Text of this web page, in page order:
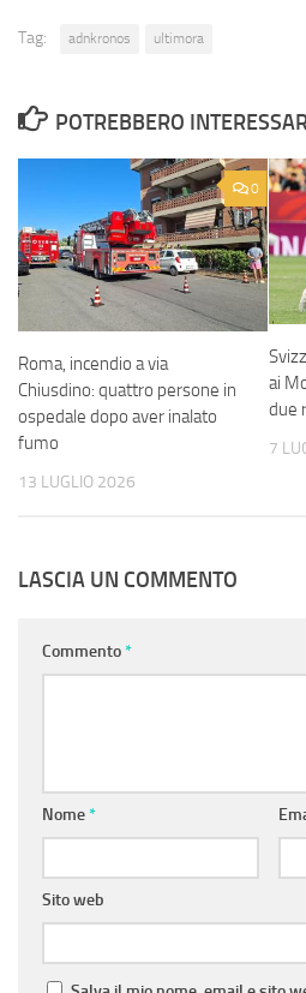
Tag: adnkronos ultimora
POTREBBERO
0
Roma, incendio a via
Chiusdino: quattro persone in
ospedale dopo aver inalato
fumo
13 LUGLIO 2026
ai
due
7
LASCIA UN COMMENTO
Commento*
Nome*
Sito web